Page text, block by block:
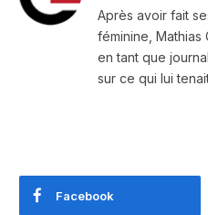
Après avoir fait
féminine,
en tant que
sur ce qui lui
Facebook